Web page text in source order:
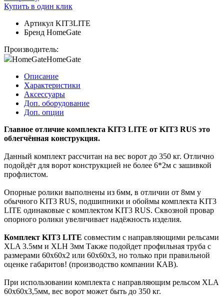
Купить в один клик
Артикул KIT3LITE
Бренд HomeGate
Производитель:
HomeGateHomeGate
Описание
Характеристики
Аксессуары
Доп. оборудование
Доп. опции
Главное отличие комплекта KIT3 LITE от KIT3 RUS это
облегчённая конструкция.
Данный комплект рассчитан на вес ворот до 350 кг. Отлично
подойдёт для ворот конструкцией не более 6*2м с зашивкой
профлистом.
Опорные ролики выполнены из 6мм, в отличии от 8мм у
обычного KIT3 RUS, подшипники и обоймы комплекта KIT3
LITE одинаковые с комплектом KIT3 RUS. Сквозной провар
опорного ролики увеличивает надёжность изделия.
Комплект KIT3 LITE совместим с направляющими рельсами
XLA 3.5мм и XLH 3мм Также подойдет профильная труба с
размерами 60х60х2 или 60х60х3, но только при правильной
оценке габаритов! (производство компании КАВ).
При использовании комплекта с направляющим рельсом XLA
60х60х3,5мм, вес ворот может быть до 350 кг.